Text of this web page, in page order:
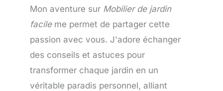
Mon aventure sur Mobilier de jardin
facileme permet de partager cette
passion avec vous. J'adore échanger
des conseils et astuces pour
transformer chaque jardin en un
véritable paradis personnel, alliant